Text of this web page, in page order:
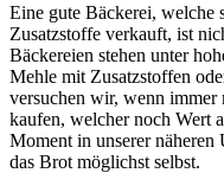
Eine gute Bäckerei, welche
Zusatzstoffe verkauft, ist
Bäckereien stehen unter
Mehle mit Zusatzstoffen
versuchen wir, wenn
kaufen, welcher noch Wert
Moment in unserer
das Brot möglichst selbst.